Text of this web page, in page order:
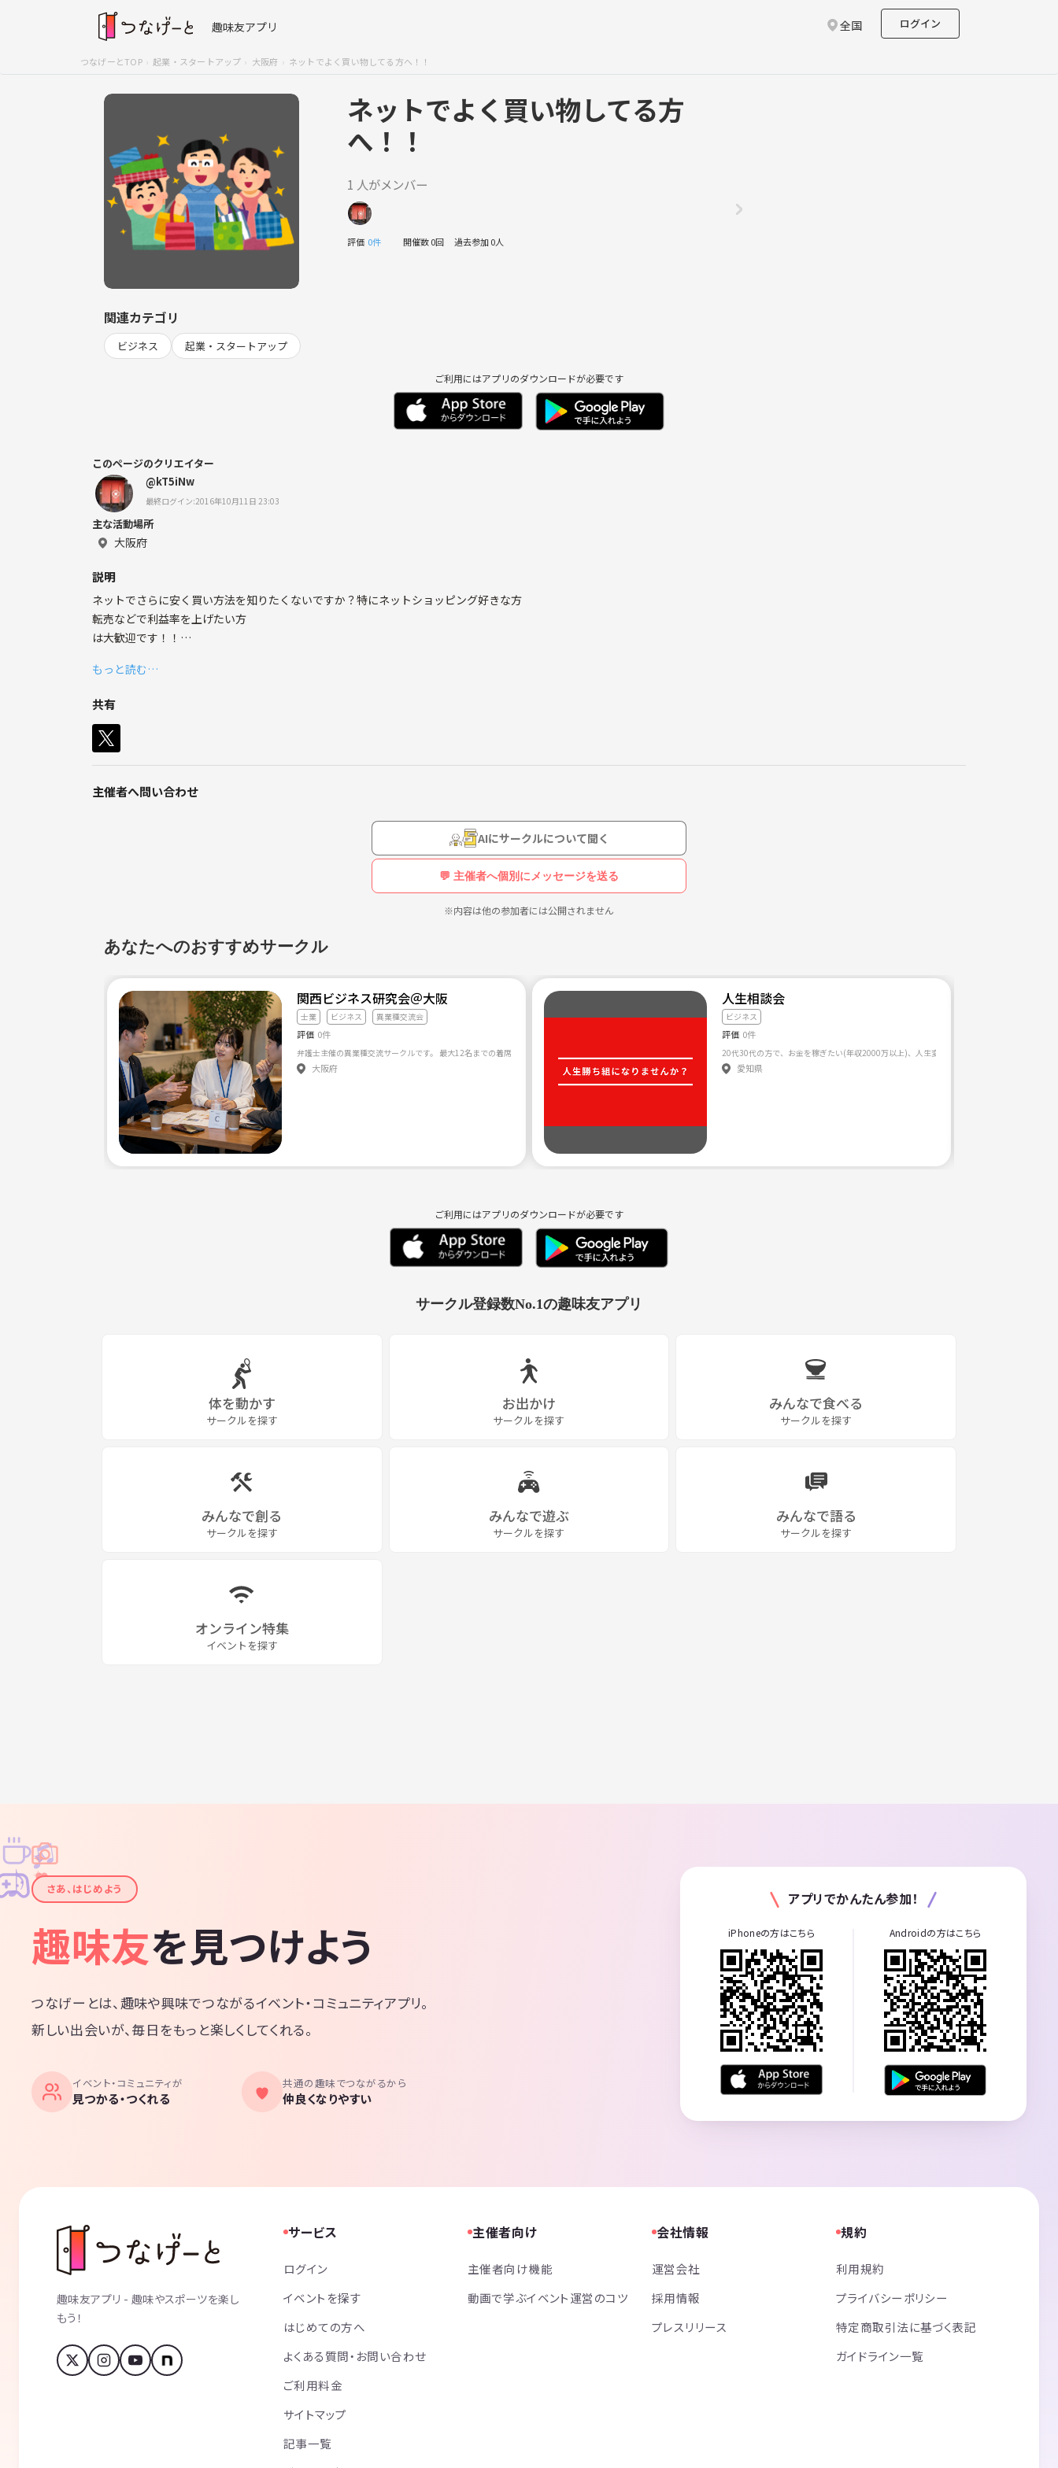
趣味友アプリ 全国 ログイン
つなげーとTOP 起業・スタートアップ 大阪府 ネットでよく買い物してる方へ！！
ネットでよく買い物してる方
へ！！
1 人がメンバー
評価 0件 開催数 0回 過去参加 0人
関連カテゴリ
ビジネス 起業・スタートアップ
ご利用にはアプリのダウンロードが必要です
このページのクリエイター
@kT5iNw
最終ログイン:2016年10月11日 23:03
主な活動場所
大阪府
説明
ネットでさらに安く買い方法を知りたくないですか？特にネットショッピング好きな方
転売などで利益率を上げたい方
は大歓迎です！！
買い物をして、
＋α
でお買い得に買い物をしませんか？
なんと年間での節約が、
４万～１０万円ぐらいの節約になります！
もっと読む…
共有
主催者へ問い合わせ
AIにサークルについて聞く
💬 主催者へ個別にメッセージを送る
※内容は他の参加者には公開されません
あなたへのおすすめサークル
関西ビジネス研究会＠大阪
士業 ビジネス 異業種交流会
評価 0件
大阪府
人生相談会
ビジネス
評価 0件
20代30代の方で、お金を稼ぎたい(年収2000万以上)、人生変えたいなどさまざまの方と意見
愛知県
ご利用にはアプリのダウンロードが必要です
サークル登録数No.1の趣味友アプリ
体を動かす
サークルを探す
お出かけ
サークルを探す
みんなで食べる
サークルを探す
みんなで創る
サークルを探す
みんなで遊ぶ
サークルを探す
みんなで語る
サークルを探す
オンライン特集
イベントを探す
✦
✦
✧
✧
♪
♫
さあ、はじめよう
趣味友を見つけよう
つなげーとは、趣味や興味でつながるイベント・コミュニティアプリ。
新しい出会いが、毎日をもっと楽しくしてくれる。
イベント・コミュニティが
見つかる・つくれる
共通の趣味でつながるから
仲良くなりやすい
アプリでかんたん参加！
iPhoneの方はこちら Androidの方はこちら
趣味友アプリ - 趣味やスポーツを楽し
もう！
サービス
ログイン
イベントを探す
はじめての方へ
よくある質問・お問い合わせ
ご利用料金
サイトマップ
記事一覧
主催者向け
主催者向け機能
動画で学ぶイベント運営のコツ
会社情報
運営会社
採用情報
プレスリリース
規約
利用規約
プライバシーポリシー
特定商取引法に基づく表記
ガイドライン一覧